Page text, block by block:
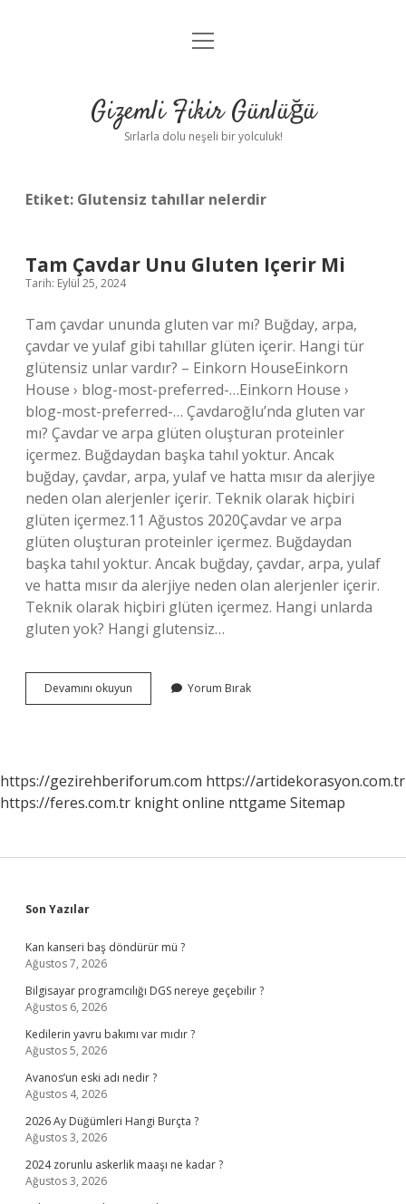
Anasayfa
Yasal Uyarı
menüyü
Gizemli Fikir Günlüğü
Sırlarla dolu neşeli bir yolculuk!
Etiket: Glutensiz tahıllar nelerdir
Tam Çavdar Unu Gluten Içerir Mi
Tarih: Eylül 25, 2024
Tam çavdar ununda gluten var mı? Buğday, arpa,
çavdar ve yulaf gibi tahıllar glüten içerir. Hangi tür
glütensiz unlar vardır? – Einkorn HouseEinkorn
House › blog-most-preferred-…Einkorn House ›
blog-most-preferred-… Çavdaroğlu’nda gluten var
mı? Çavdar ve arpa glüten oluşturan proteinler
içermez. Buğdaydan başka tahıl yoktur. Ancak
buğday, çavdar, arpa, yulaf ve hatta mısır da alerjiye
neden olan alerjenler içerir. Teknik olarak hiçbiri
glüten içermez.11 Ağustos 2020Çavdar ve arpa
glüten oluşturan proteinler içermez. Buğdaydan
başka tahıl yoktur. Ancak buğday, çavdar, arpa, yulaf
ve hatta mısır da alerjiye neden olan alerjenler içerir.
Teknik olarak hiçbiri glüten içermez. Hangi unlarda
gluten yok? Hangi glutensiz…
Devamını okuyun
Çavdar
Yorum Bırak
https://gezirehberiforum.com https://artidekorasyon.com.tr
https://feres.com.tr knight online nttgame Sitemap
Sidebar
Son Yazılar
Kan kanseri baş döndürür mü ?
Ağustos 7, 2026
Bilgisayar programcılığı DGS nereye geçebilir ?
Ağustos 6, 2026
Kedilerin yavru bakımı var mıdır ?
Ağustos 5, 2026
Avanos’un eski adı nedir ?
Ağustos 4, 2026
2026 Ay Düğümleri Hangi Burçta ?
Ağustos 3, 2026
2024 zorunlu askerlik maaşı ne kadar ?
Ağustos 3, 2026